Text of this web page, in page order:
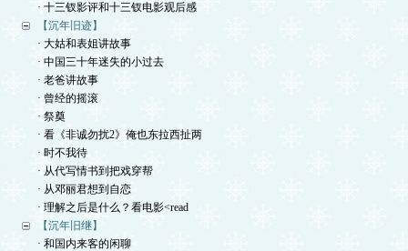
· 十三钗影评和十三钗电影观后感
【沉年旧迹】
· 大姑和表姐讲故事
· 中国三十年迷失的小过去
· 老爸讲故事
· 曾经的摇滚
· 祭奠
· 看《非诚勿扰2》俺也东拉西扯两
· 时不我待
· 从代写情书到把戏穿帮
· 从邓丽君想到自恋
· 理解之后是什么？看电影<read
【沉年旧继】
· 和国内来客的闲聊